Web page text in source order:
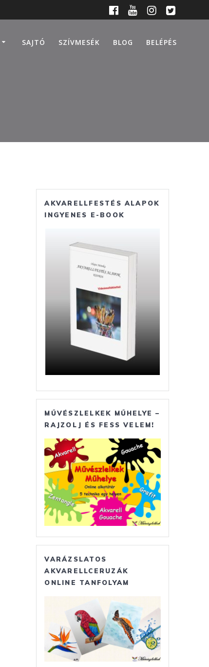
SAJTÓ SZÍVMESÉK BLOG BELÉPÉS
AKVARELLFESTÉS ALAPOK
INGYENES E-BOOK
MŰVÉSZLELKEK MŰHELYE –
RAJZOLJ ÉS FESS VELEM!
VARÁZSLATOS
AKVARELLCERUZÁK
ONLINE TANFOLYAM